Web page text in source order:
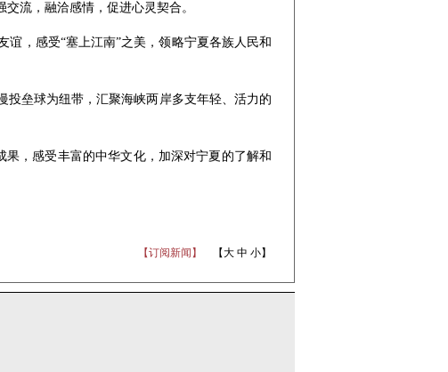
流，融洽感情，促进心灵契合。
，感受“塞上江南”之美，领略宁夏各族人民和
垒球为纽带，汇聚海峡两岸多支年轻、活力的
，感受丰富的中华文化，加深对宁夏的了解和
【订阅新闻】 【大 中 小】